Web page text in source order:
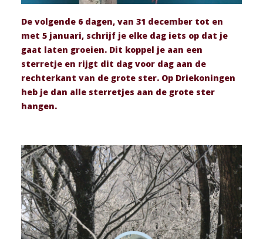
De volgende 6 dagen, van 31 december tot en
met 5 januari, schrijf je elke dag iets op dat je
gaat laten groeien. Dit koppel je aan een
sterretje en rijgt dit dag voor dag aan de
rechterkant van de grote ster. Op Driekoningen
heb je dan alle sterretjes aan de grote ster
hangen.